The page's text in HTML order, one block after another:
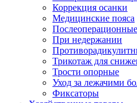
Коррекция осанки
Медицинские пояса
При недержании
Трикотаж для
Трости опорные
Уход за лежачими
Фиксаторы